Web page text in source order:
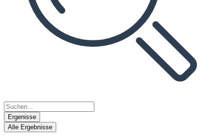
Ergenisse
Alle Ergebnisse